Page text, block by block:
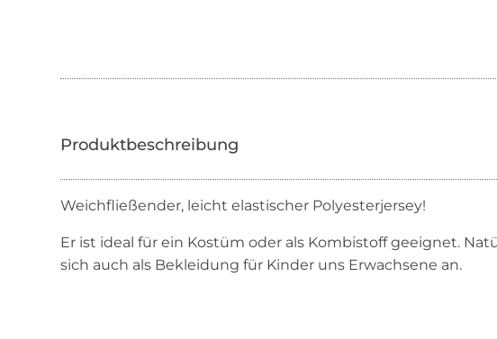
Weichfließender, leicht elastischer Polyesterjersey!
Er ist ideal für ein Kostüm oder als Kombistoff geeignet.
sich auch als Bekleidung für Kinder uns Erwachsene an.